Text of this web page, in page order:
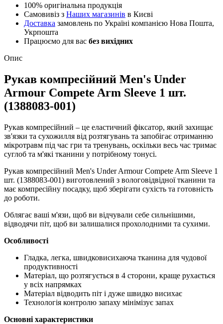
100% оригінальна продукція
Самовивіз з Наших магазинів в Києві
Доставка замовлень по Україні компанією Нова Пошта,
Укрпошта
Працюємо для вас без вихідних
Опис
Рукав компресійний Men's Under
Armour Compete Arm Sleeve 1 шт.
(1388083-001)
Рукав компресійний – це еластичний фіксатор, який захищає
зв'язки та сухожилля від розтягувань та запобігає отриманню
мікротравм під час гри та тренувань, оскільки весь час тримає
суглоб та м'які тканини у потрібному тонусі.
Рукав компресійний Men's Under Armour Compete Arm Sleeve 1
шт. (1388083-001) виготовлений з вологовідвідної тканини та
має компресійну посадку, щоб зберігати сухість та готовність
до роботи.
Облягає ваші м'язи, щоб ви відчували себе сильнішими,
відводячи піт, щоб ви залишалися прохолодними та сухими.
Особливості
Гладка, легка, швидковисихаюча тканина для чудової
продуктивності
Матеріал, що розтягується в 4 сторони, краще рухається
у всіх напрямках
Матеріал відводить піт і дуже швидко висихає
Технологія контролю запаху мінімізує запах
Основні характеристики